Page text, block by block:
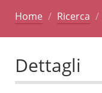
Home Ricerca
Dettagli